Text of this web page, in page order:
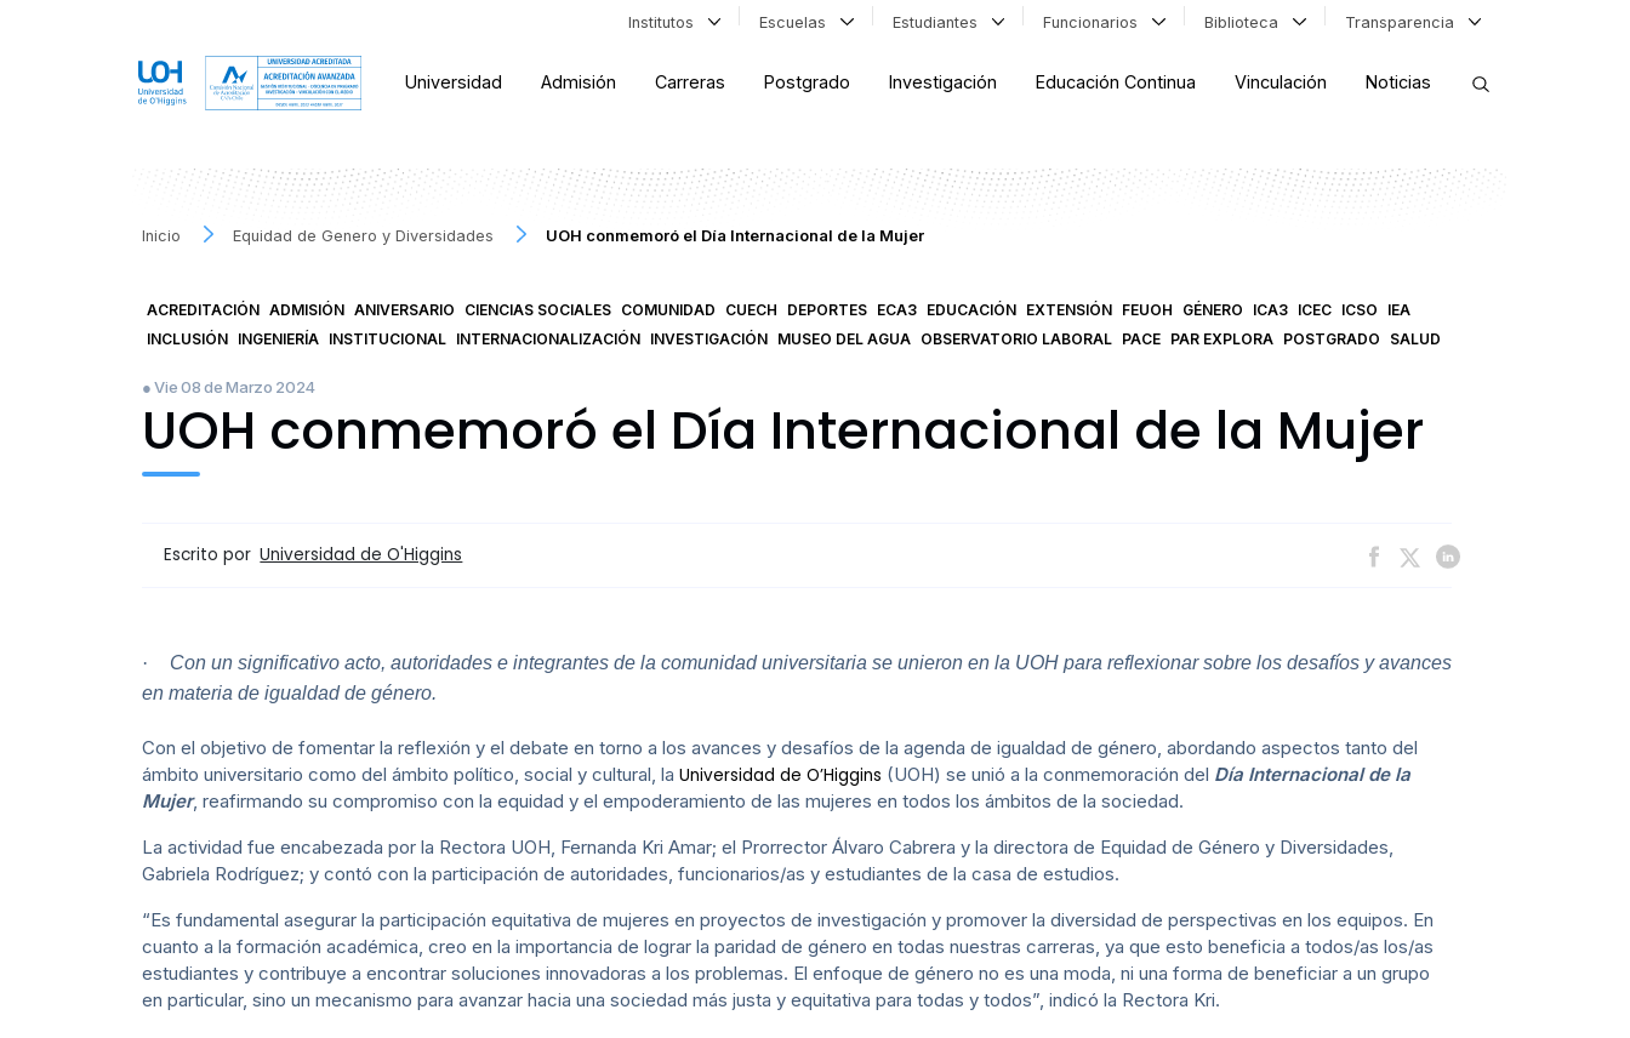
Institutos Escuelas Estudiantes Funcionarios Biblioteca Transparencia
Universidad Admisión Carreras Postgrado Investigación Educación Continua Vinculación Noticias
Inicio Equidad de Genero y Diversidades UOH conmemoró el Día Internacional de la Mujer
ACREDITACIÓN ADMISIÓN ANIVERSARIO CIENCIAS SOCIALES COMUNIDAD CUECH DEPORTES ECA3 EDUCACIÓN EXTENSIÓN FEUOH GÉNERO ICA3 ICEC ICSO
IEA
INCLUSIÓN INGENIERÍA INSTITUCIONAL INTERNACIONALIZACIÓN INVESTIGACIÓN MUSEO DEL AGUA OBSERVATORIO LABORAL PACE PAR EXPLORA POSTGRADO SALUD
● Vie 08 de Marzo 2024
UOH conmemoró el Día Internacional de la Mujer
Escrito por Universidad de O'Higgins
· Con un significativo acto, autoridades e integrantes de la comunidad universitaria se unieron en la UOH para reflexionar sobre los desafíos y avances
en materia de igualdad de género.
Con el objetivo de fomentar la reflexión y el debate en torno a los avances y desafíos de la agenda de igualdad de género, abordando aspectos tanto del
ámbito universitario como del ámbito político, social y cultural, la Universidad de O’Higgins (UOH) se unió a la conmemoración del Día Internacional de la
Mujer, reafirmando su compromiso con la equidad y el empoderamiento de las mujeres en todos los ámbitos de la sociedad.
La actividad fue encabezada por la Rectora UOH, Fernanda Kri Amar; el Prorrector Álvaro Cabrera y la directora de Equidad de Género y Diversidades,
Gabriela Rodríguez; y contó con la participación de autoridades, funcionarios/as y estudiantes de la casa de estudios.
“Es fundamental asegurar la participación equitativa de mujeres en proyectos de investigación y promover la diversidad de perspectivas en los equipos. En
cuanto a la formación académica, creo en la importancia de lograr la paridad de género en todas nuestras carreras, ya que esto beneficia a todos/as los/as
estudiantes y contribuye a encontrar soluciones innovadoras a los problemas. El enfoque de género no es una moda, ni una forma de beneficiar a un grupo
en particular, sino un mecanismo para avanzar hacia una sociedad más justa y equitativa para todas y todos”, indicó la Rectora Kri.